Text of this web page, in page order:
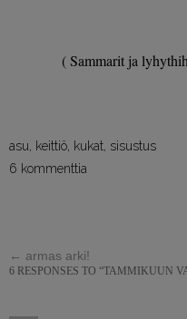
( Sammarit ja
asu keittiö kukat sisustus
6 kommenttia
← armas arki!
6 RESPONSES TO “TAMMIKUUN